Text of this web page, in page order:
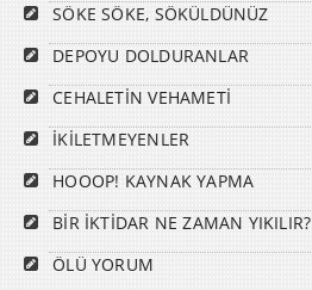
SÖKE SÖKE, SÖKÜLDÜNÜZ
DEPOYU DOLDURANLAR
CEHALETİN VEHAMETİ
İKİLETMEYENLER
HOOOP! KAYNAK YAPMA
BİR İKTİDAR NE ZAMAN YIKILIR?
ÖLÜ YORUM